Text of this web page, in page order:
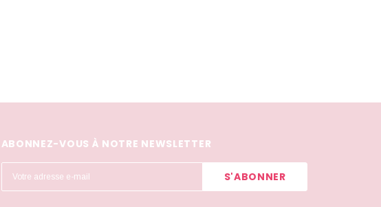
ABONNEZ-VOUS À NOTRE NEWSLETTER